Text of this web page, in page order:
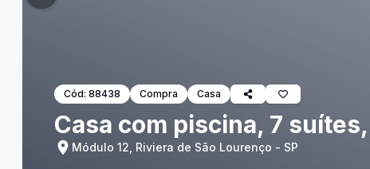
Cód: 88438 Compra Casa
Casa com piscina, 7
Módulo 12, Riviera de São Lourenço - SP